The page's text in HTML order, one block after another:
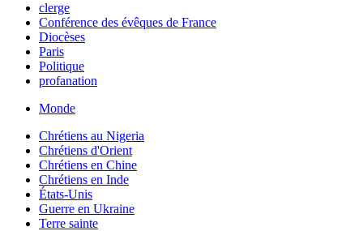
clerge
Conférence des évêques de France
Diocèses
Paris
Politique
profanation
Monde
Chrétiens au Nigeria
Chrétiens d'Orient
Chrétiens en Chine
Chrétiens en Inde
États-Unis
Guerre en Ukraine
Terre sainte